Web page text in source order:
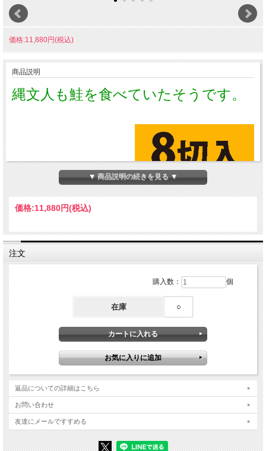
価格:11,880円(税込)
商品説明
縄文人も鮭を食べていたそうです。
どのような調理をしていたんでしょうか？
よね田は、鮭の王様と呼ぶにふさわしいキングサ
ーモンを、
特製の生味噌に漬けました。
数ある食べ方の中でも、ひと味違う風味です。
▼ 商品説明の続きを見る ▼
価格:11,880円(税込)
注文
購入数： 個
在庫 ○
返品についての詳細はこちら
お問い合わせ
友達にメールですすめる